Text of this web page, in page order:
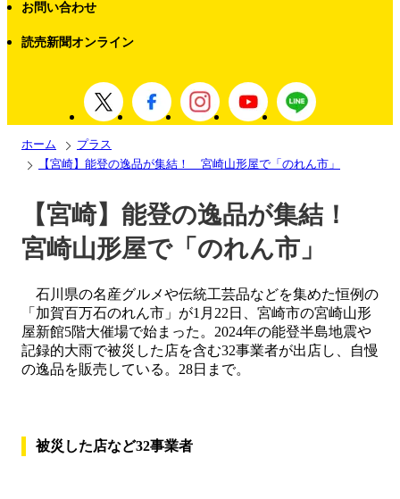
お問い合わせ
読売新聞オンライン
ホーム
プラス
【宮崎】能登の逸品が集結！ 宮崎山形屋で「のれん市」
【宮崎】能登の逸品が集結！
宮崎山形屋で「のれん市」
石川県の名産グルメや伝統工芸品などを集めた恒例の
「加賀百万石のれん市」が1月22日、宮崎市の宮崎山形
屋新館5階大催場で始まった。2024年の能登半島地震や
記録的大雨で被災した店を含む32事業者が出店し、自慢
の逸品を販売している。28日まで。
被災した店など32事業者